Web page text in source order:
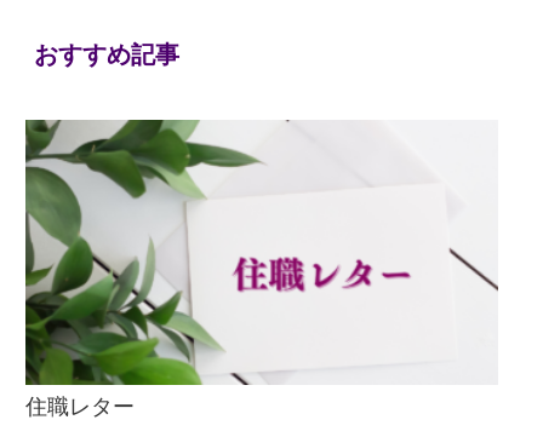
おすすめ記事
住職レター